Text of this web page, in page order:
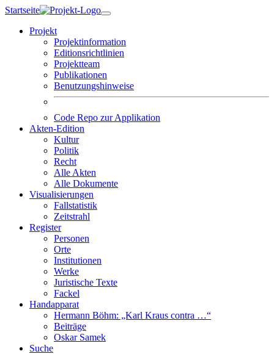
Skip
content
Startseite
Projekt
Projektinformation
Editionsrichtlinien
Projektteam
Publikationen
Benutzungshinweise
Code Repo zur Applikation
Akten-Edition
Kultur
Politik
Recht
Alle Akten
Alle Dokumente
Visualisierungen
Fallstatistik
Zeitstrahl
Register
Personen
Orte
Institutionen
Werke
Juristische Texte
Fackel
Handapparat
Hermann Böhm: „Karl Kraus contra …“
Beiträge
Oskar Samek
Suche